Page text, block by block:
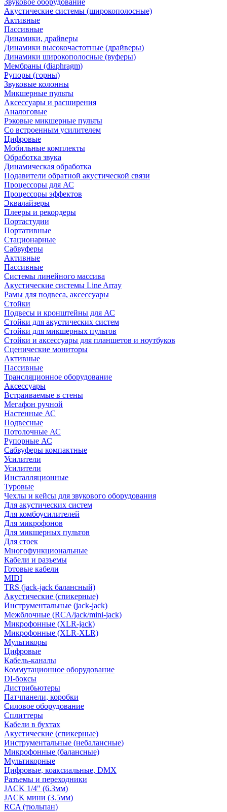
Звуковое оборудование
Акустические системы (широкополосные)
Активные
Пассивные
Динамики, драйверы
Динамики высокочастотные (драйверы)
Динамики широкополосные (вуферы)
Мембраны (diaphragm)
Рупоры (горны)
Звуковые колонны
Микшерные пульты
Аксессуары и расширения
Аналоговые
Рэковые микшерные пульты
Со встроенным усилителем
Цифровые
Мобильные комплекты
Обработка звука
Динамическая обработка
Подавители обратной акустической связи
Процессоры для АС
Процессоры эффектов
Эквалайзеры
Плееры и рекордеры
Портастудии
Портативные
Стационарные
Сабвуферы
Активные
Пассивные
Системы линейного массива
Акустические системы Line Array
Рамы для подвеса, аксессуары
Стойки
Подвесы и кронштейны для АС
Стойки для акустических систем
Стойки для микшерных пультов
Стойки и аксессуары для планшетов и ноутбуков
Сценические мониторы
Активные
Пассивные
Трансляционное оборудование
Аксессуары
Встраиваемые в стены
Мегафон ручной
Настенные АС
Подвесные
Потолочные АС
Рупорные АС
Сабвуферы компактные
Усилители
Усилители
Инсталляционные
Туровые
Чехлы и кейсы для звукового оборудования
Для акустических систем
Для комбоусилителей
Для микрофонов
Для микшерных пультов
Для стоек
Многофункциональные
Кабели и разъемы
Готовые кабели
MIDI
TRS (jack-jack балансный)
Акустические (спикерные)
Инструментальные (jack-jack)
Межблочные (RCA/jack/mini-jack)
Микрофонные (XLR-jack)
Микрофонные (XLR-XLR)
Мультикоры
Цифровые
Кабель-каналы
Коммутационное оборудование
DI-боксы
Дистрибьютеры
Патчпанели, коробки
Силовое оборудование
Сплиттеры
Кабели в бухтах
Акустические (спикерные)
Инструментальные (небалансные)
Микрофонные (балансные)
Мультикорные
Цифровые, коаксиальные, DMX
Разъемы и переходники
JACK 1/4" (6.3мм)
JACK мини (3.5мм)
RCA (тюльпан)